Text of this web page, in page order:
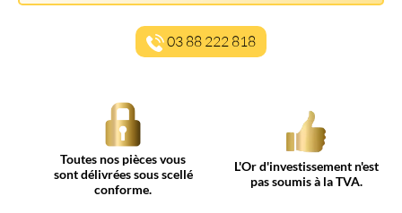
03 88 222 818
Toutes nos pièces vous
sont délivrées sous scellé
conforme.
L'Or d'investissement n'est
pas soumis à la TVA.